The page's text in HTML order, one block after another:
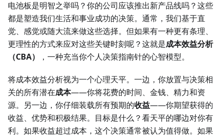
电池板是明智之举吗？你的公司应该推出新产品线吗？这些
都是塑造我们生活和事业成功的决策。通常，我们基于直
觉、感觉或随大流来做这些选择。但如果有一种更有条理、
更理性的方式来应对这些关键时刻呢？这就是成本效益分析
（CBA）
，一种充当你个人决策指南针的心智模型。
将成本效益分析视为一个心理天平。一边，你放置与决策相
关的所有潜在成本——你将花费的时间、金钱、精力和资
源。另一边，你仔细装载所有预期的收益——你期望获得的
收益、优势和积极结果。目标是什么？看天平的哪边对你有
利。如果收益超过成本，这个决策通常被认为值得做。如果